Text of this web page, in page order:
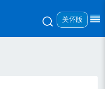
关怀版